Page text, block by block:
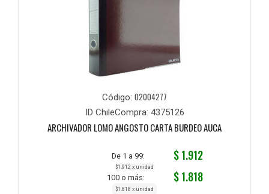
Código: 02004277
ID ChileCompra: 4375126
ARCHIVADOR LOMO ANGOSTO CARTA BURDEO AUCA
De 1 a 99: $ 1.912
$1.912 x unidad
100 o más: $ 1.818
$1.818 x unidad